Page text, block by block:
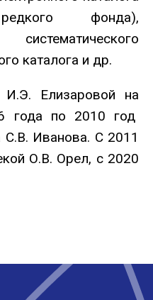
фонда),
каталога и др.
Елизаровой на
года по 2010 год
С.В. Иванова. С 2011
О.В. Орел, с 2020